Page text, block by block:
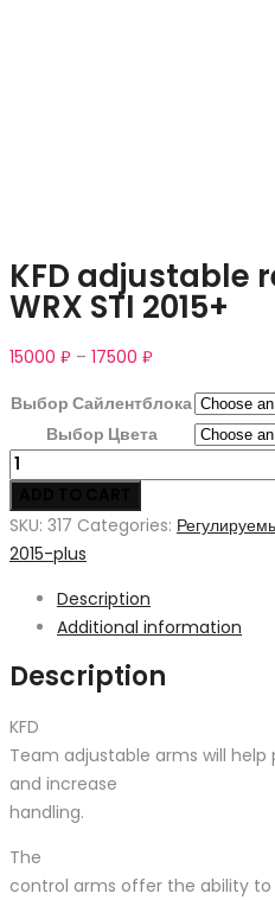
KFD adjustable
WRX STI 2015+
15000 ₽ – 17500 ₽
Выбор Сайлентблока
Выбор Цвета
KFD
adjustable
rear
toe
WRX
STI
2015+
quantity
SKU: 317 Categories:
2015-plus
Description
Additional information
Description
KFD
Team adjustable arms will
and increase
handling.
The
control arms offer the ability